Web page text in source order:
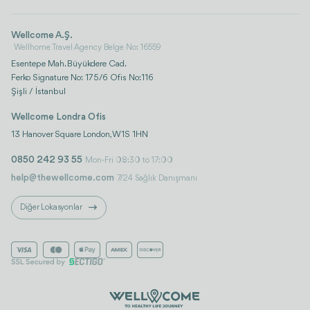
Wellcome A.Ş.
Wellhome Travel Agency Belge No: 16559
Esentepe Mah. Büyükdere Cad.
Ferko Signature No: 175/6 Ofis No:116
Şişli / İstanbul
Wellcome Londra Ofis
13 Hanover Square London, W1S 1HN
0850 242 93 55 Mon-Fri 08:30 to 17:00
help@thewellcome.com 7/24 Sağlık Danışmanı
Diğer Lokasyonlar